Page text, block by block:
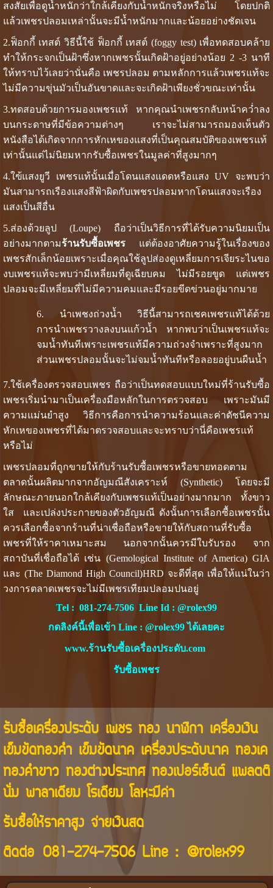
สงสัยเพื่อดูน้ำหนักว่าใกล้เคียงกับน้ำหนักจริงหรือไม่ โดยปกติ
แล้วเพชรปลอมเหล่านั้นจะมีน้ำหนักมากและน้อยอย่างชัดเจน
2.ฟ็อกกี้ เทสต์ วิธีนี้ใช้ ฟ็อกกี้ เทสต์ (foggy test) เพื่อทดสอบคล้าย
ทำให้กระจกเป็นฝ้าซึ่งหากเพชรนั้นเกิดฝ้าอยู่อย่างน้อย 2 -3 นาที
ให้ทราบไว้เลยว่านั่นคือ เพชรปลอม ตามหลักการแล้วเพชรแท้จะ
ไม่มีความขุ่นมัวเป็นอันขาดและจะเกิดฝ้าเพียงชั่วขณะเท่านั้น
3.ทดสอบด้วยการมองเพชรแท้ หากคุณนำเพชรกลับหน้าคว่ำลง
บนกระดาษที่มีข้อความต่างๆ เราจะไม่สามารถมองเห็นตัว
หนังสือได้เกิดจากการหักเหของแสงที่เป็นคุณสมบัติของเพชรแท้
เท่านั้นแต่ไม่นิยมหากรับซื้อเพชรในมูลค่าที่สูงมากๆ
4.ใฃ้แสงยูวี เพชรแท้นั้นเมื่อโดนแสงแดดหรือแสง UV จะพบว่า
มันสามารถเรืองแสงสีฟ้าผิดกับเพชรปลอมหากโดนแสงจะเรือง
แสงเป็นสีอื่น
5.ส่องด้วยลูป (Loupe) ถือว่าเป็นวิธีการที่ได้รับความนิยมเป็น
อย่างมากตามร้านรับซื้อเพชร แต่ต้องอาศัยความรู้ในเรื่องของ
เพชรสักเล็กน้อยเพราะเมื่อคุณใช้ลูปส่องดูเหลี่ยมการเจียระไนขอ
งบเพชรแท้จะพบว่ามีเหลี่ยมที่ดูเฉียบคม ไม่มีรอยขูด แต่เพชร
ปลอมจะมีเหลี่ยมที่ไม่มีความคมและมีรอยขีดข่วนอยู่มากมาย
นำเพชงถ่วงน้ำ วิธีนี้สามารถเชคเพชรแท้ได้ด้วย
การนำเพชรวางลงบนแก้วน้ำ หากพบว่าเป็นเพชรแท้จะ
จมน้ำทันทีเพราะเพชรแท้มีความถ่วงจำเพราะที่สูงมาก
ส่วนเพชรปลอมนั้นจะไม่จมน้ำทันทีหรือลอยอยู่บนผืนน้ำ
7.ใช้เครื่องตรวจสอบเพชร ถือว่าเป็นทดสอบแบบใหม่ที่ร้านรับซื้อ
เพชรเริ่มนำมาเป็นเครื่องมือหลักในการตรวจสอบ เพราะมันมี
ความแม่นยำสูง วิธีการคือการนำความร้อนและค่าดัชนีความ
หักเหของเพชรที่ได้มาตรวจสอบและจะทราบว่านี่คือเพชรแท้
หรือไม่
เพชรปลอมที่ถูกขายให้กับร้านรับซื้อเพชรหรือขายทอดตาม
ตลาดนั้นผลิตมากจากอัญมณีสังเคราะห์ (Synthetic) โดยจะมี
ลักษณะภายนอกใกล้เคียงกับเพชรแท้เป็นอย่างมากมาก ทั้งขาว
ใส และเปล่งประกายของตัวอัญมณี ดังนั้นการเลือกซื้อเพชรนั้น
ควรเลือกซื้อจากร้านที่น่าเชื่อถือหรือขายให้กับสถานที่รับซื้อ
เพชรที่ให้ราคาเหมาะสม นอกจากนั้นควรมีใบรับรอง จาก
สถาบันที่เชื่อถือได้ เช่น (Gemological Institute of America) GIA
และ (The Diamond High Council)HRD จะดีที่สุด เพื่อให้แน่ในว่า
วงการตลาดเพชรจะไม่มีเพชรเทียมปลอมปนอยู่
Tel : 081-274-7506Line Id : @rolex99
กดลิงค์นี้เพื่อเข้า Line : @rolex99 ได้เลยคะ
www.ร้านรับซื้อเครื่องประดับ.com
รับซื้อเพชร
รับซื้อเครื่องประดับ เพชร ทอง นาฬิกา เครื่องเงิน
เข็มขัดทองคำ เข็มขัดนาค เครื่องประดับนาค ทองเค
ทองคำขาว ทองต่างประเทศ ทองเปอร์เซ็นต์ แพลตติ
นั่ม พาลาเดียม โรเดียม โลหะมีค่า
รับซื้อให้ราคาสูง จ่ายเงินสด
ติดต่อ 081-274-7506Line : @rolex99